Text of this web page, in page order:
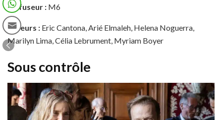
Diffuseur : M6
Acteurs : Eric Cantona, Arié Elmaleh, Helena Noguerra,
Marilyn Lima, Célia Lebrument, Myriam Boyer
Sous contrôle